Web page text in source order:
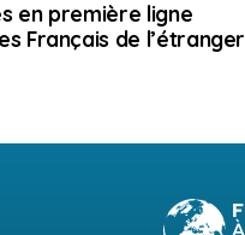
en première ligne
Français de l’étranger